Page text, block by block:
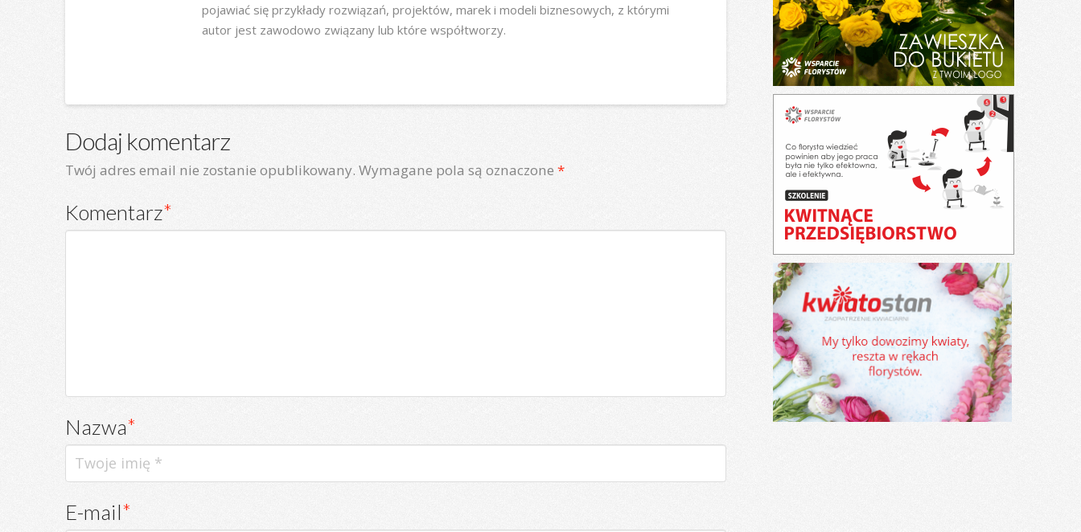
pojawiać się przykłady rozwiązań, projektów, marek i modeli biznesowych, z którymi
autor jest zawodowo związany lub które współtworzy.
Dodaj komentarz
Twój adres email nie zostanie opublikowany. Wymagane pola są oznaczone *
Komentarz*
Nazwa*
E-mail*